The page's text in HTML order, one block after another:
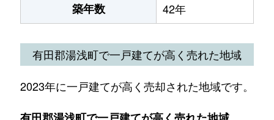
築年数 42年
有田郡湯浅町で一戸建てが高く売れた地域
2023年に一戸建てが高く売却された地域です。